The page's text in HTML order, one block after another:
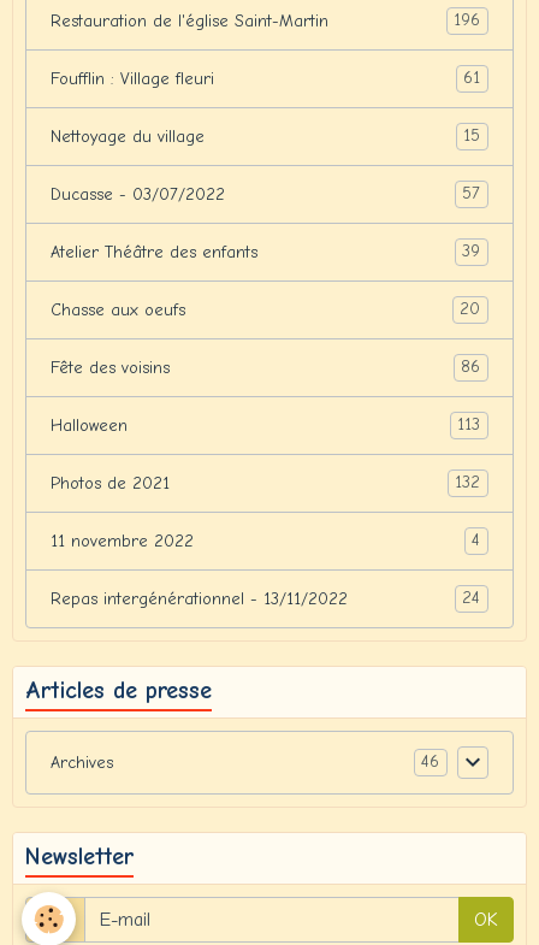
Restauration de l'église Saint-Martin 196
Foufflin : Village fleuri 61
Nettoyage du village 15
Ducasse - 03/07/2022 57
Atelier Théâtre des enfants 39
Chasse aux oeufs 20
Fête des voisins 86
Halloween 113
Photos de 2021 132
11 novembre 2022 4
Repas intergénérationnel - 13/11/2022 24
Articles de presse
Archives 46
Newsletter
OK